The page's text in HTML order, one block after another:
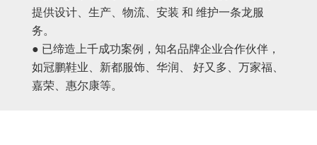
提供设计、生产、物流、安装 和 维护一条龙服
务。
● 已缔造上千成功案例，知名品牌企业合作伙伴，
如冠鹏鞋业、新都服饰、华润、 好又多、万家福、
嘉荣、惠尔康等。